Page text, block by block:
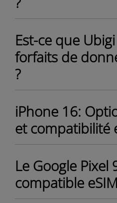
Est-ce que
forfaits de
?
iPhone 16:
et compatibilité
Le Google Pixel
compatible